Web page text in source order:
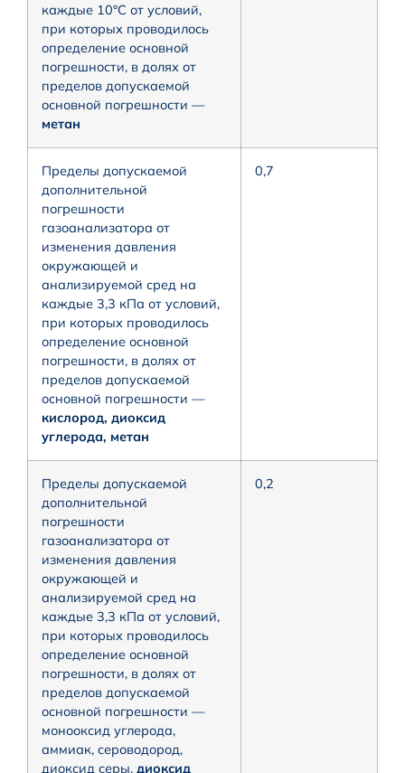
каждые 10°С от условий,
при которых проводилось
определение основной
погрешности, в долях от
пределов допускаемой
основной погрешности —
метан
Пределы допускаемой
дополнительной
погрешности
газоанализатора от
изменения давления
окружающей и
анализируемой сред на
каждые 3,3 кПа от условий,
при которых проводилось
определение основной
погрешности, в долях от
пределов допускаемой
основной погрешности —
кислород, диоксид
углерода, метан
0,7
Пределы допускаемой
дополнительной
погрешности
газоанализатора от
изменения давления
окружающей и
анализируемой сред на
каждые 3,3 кПа от условий,
при которых проводилось
определение основной
погрешности, в долях от
пределов допускаемой
основной погрешности —
монооксид углерода,
аммиак, сероводород,
диоксид серы, диоксид
0,2